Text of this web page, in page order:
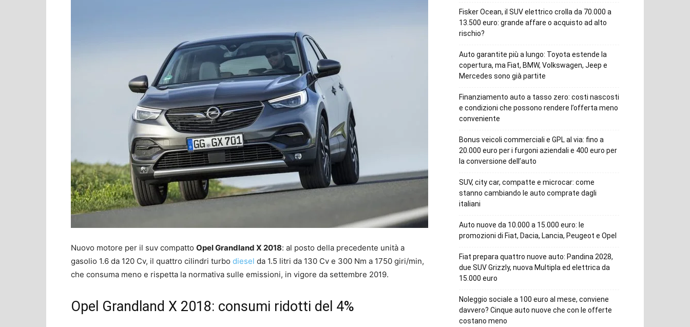
Nuovo motore per il suv compatto Opel Grandland X 2018: al posto della precedente unità a
gasolio 1.6 da 120 Cv, il quattro cilindri turbo diesel da 1.5 litri da 130 Cv e 300 Nm a 1750 giri/min,
che consuma meno e rispetta la normativa sulle emissioni, in vigore da settembre 2019.
Opel Grandland X 2018: consumi ridotti del 4%
Fisker Ocean, il SUV elettrico crolla da 70.000 a
13.500 euro: grande affare o acquisto ad alto
rischio?
Auto garantite più a lungo: Toyota estende la
copertura, ma Fiat, BMW, Volkswagen, Jeep e
Mercedes sono già partite
Finanziamento auto a tasso zero: costi nascosti
e condizioni che possono rendere l’offerta meno
conveniente
Bonus veicoli commerciali e GPL al via: fino a
20.000 euro per i furgoni aziendali e 400 euro per
la conversione dell’auto
SUV, city car, compatte e microcar: come
stanno cambiando le auto comprate dagli
italiani
Auto nuove da 10.000 a 15.000 euro: le
promozioni di Fiat, Dacia, Lancia, Peugeot e Opel
Fiat prepara quattro nuove auto: Pandina 2028,
due SUV Grizzly, nuova Multipla ed elettrica da
15.000 euro
Noleggio sociale a 100 euro al mese, conviene
davvero? Cinque auto nuove che con le offerte
costano meno